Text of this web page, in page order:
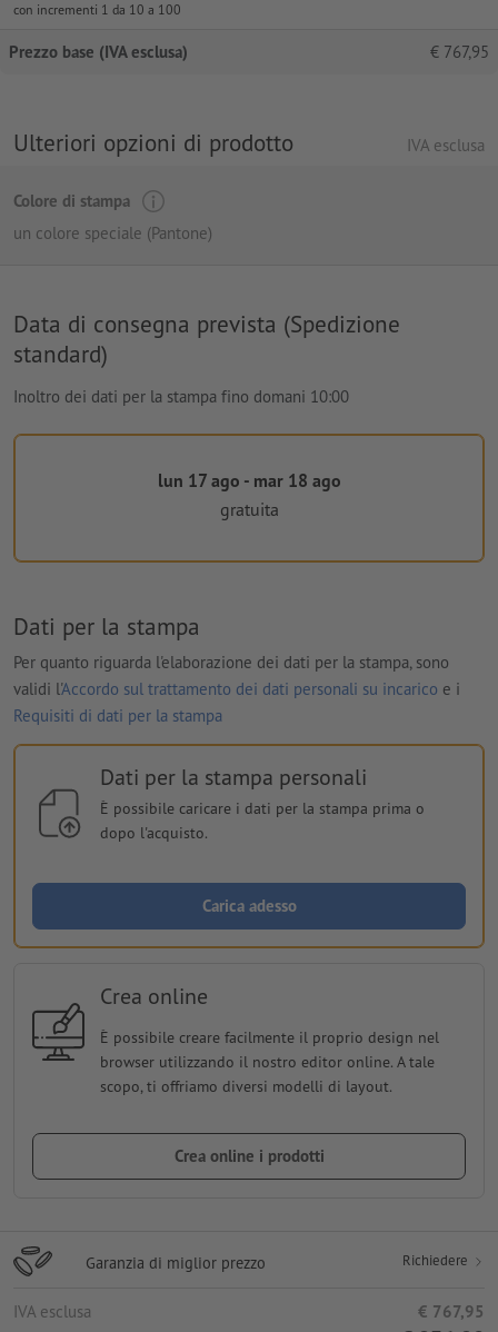
con incrementi 1 da 10 a 100
Prezzo base (IVA esclusa) € 767,95
Ulteriori opzioni di prodotto IVA esclusa
Colore di stampa
un colore speciale (Pantone)
Data di consegna prevista (Spedizione
standard)
Inoltro dei dati per la stampa fino domani 10:00
lun 17 ago - mar 18 ago
gratuita
Dati per la stampa
Per quanto riguarda l'elaborazione dei dati per la stampa, sono
validi l'Accordo sul trattamento dei dati personali su incarico e i
Requisiti di dati per la stampa
Dati per la stampa personali
È possibile caricare i dati per la stampa prima o
dopo l'acquisto.
Carica adesso
Crea online
È possibile creare facilmente il proprio design nel
browser utilizzando il nostro editor online. A tale
scopo, ti offriamo diversi modelli di layout.
Crea online i prodotti
Garanzia di miglior prezzo Richiedere
IVA esclusa € 767,95